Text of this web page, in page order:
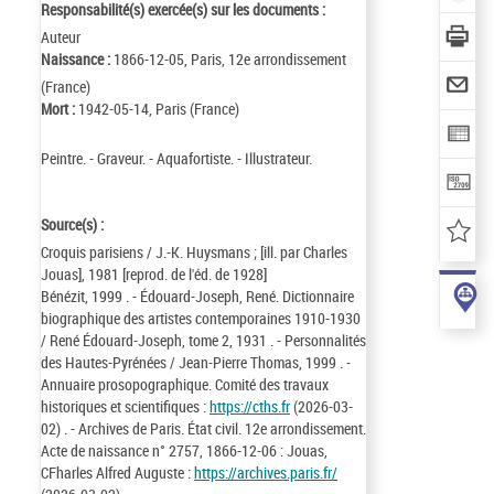
Responsabilité(s) exercée(s) sur les documents :
Auteur
Naissance : 1866-12-05, Paris, 12e arrondissement
(France)
Mort : 1942-05-14, Paris (France)
Peintre. - Graveur. - Aquafortiste. - Illustrateur.
Source(s) :
Croquis parisiens / J.-K. Huysmans ; [ill. par Charles
Jouas], 1981 [reprod. de l'éd. de 1928]
Bénézit, 1999 . - Édouard-Joseph, René. Dictionnaire
biographique des artistes contemporaines 1910-1930
/ René Édouard-Joseph, tome 2, 1931 . - Personnalités
des Hautes-Pyrénées / Jean-Pierre Thomas, 1999 . -
Annuaire prosopographique. Comité des travaux
historiques et scientifiques :https://cths.fr(2026-03-
02) . - Archives de Paris. État civil. 12e arrondissement.
Acte de naissance n° 2757, 1866-12-06 : Jouas,
CFharles Alfred Auguste :https://archives.paris.fr/